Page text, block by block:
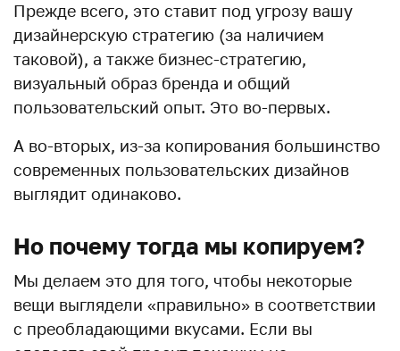
Прежде всего, это ставит под угрозу вашу
дизайнерскую стратегию (за наличием
таковой), а также бизнес-стратегию,
визуальный образ бренда и общий
пользовательский опыт. Это во-первых.
А во-вторых, из-за копирования большинство
современных пользовательских дизайнов
выглядит одинаково.
Но почему тогда мы копируем?
Мы делаем это для того, чтобы некоторые
вещи выглядели «правильно» в соответствии
с преобладающими вкусами. Если вы